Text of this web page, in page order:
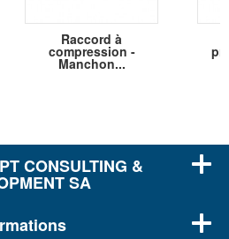
Raccord à
compression -
Manchon...
CONSULTING &
SA